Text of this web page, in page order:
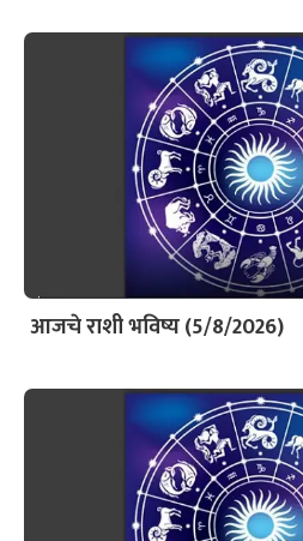
आजचे राशी भविष्य (5/8/2026)